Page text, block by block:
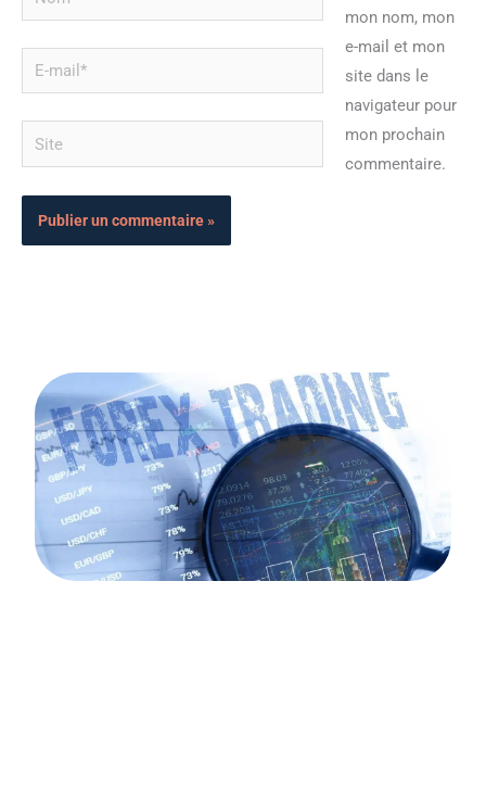
mail*
Site
mon nom, mon
e-mail et mon
site dans le
navigateur pour
mon prochain
commentaire.